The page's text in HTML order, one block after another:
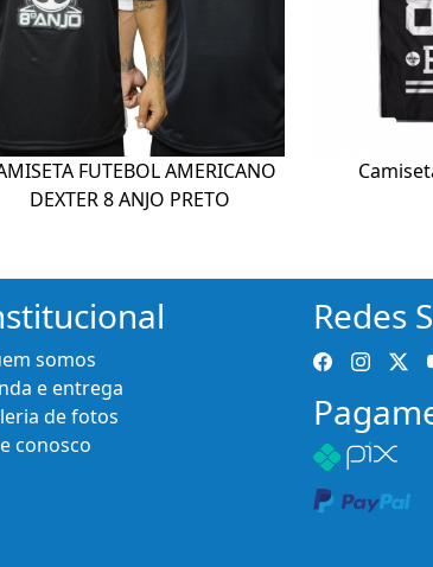
FUTEBOL AMERICANO
DEXTER 8 ANJO PRETO
somos
e entrega
de fotos
conosco
Redes